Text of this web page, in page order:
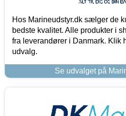
Hos Marineudstyr.dk sælger de
bedste kvalitet. Alle produkter i
fra leverandører i Danmark. Klik
udvalg.
Se udvalget på